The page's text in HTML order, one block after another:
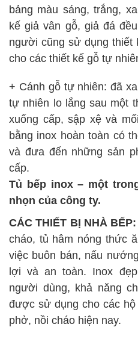
bảng màu sáng, trắng,
kế giả vân gỗ, giả đá
người cũng sử dụng thiết
cho các thiết kế gỗ tự
+ Cánh gỗ tự nhiên: đã
tự nhiên lo lắng sau một
xuống cấp, sập xệ và
bằng inox hoàn toàn có
và đưa đến những sản
cấp.
Tủ bếp inox – một
nhọn của công ty.
CÁC THIẾT BỊ NHÀ BẾP:
cháo, tủ hâm nóng thức
việc buôn bán, nấu
lợi và an toàn. Inox
người dùng, khả năng
được sử dụng cho các
phở, nồi cháo hiện nay.